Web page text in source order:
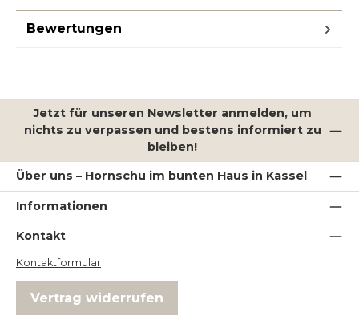
Bewertungen
Jetzt für unseren Newsletter anmelden, um
nichts zu verpassen und bestens informiert zu
bleiben!
Über uns – Hornschu im bunten Haus in Kassel
Informationen
Kontakt
Kontaktformular
Vertrag widerrufen